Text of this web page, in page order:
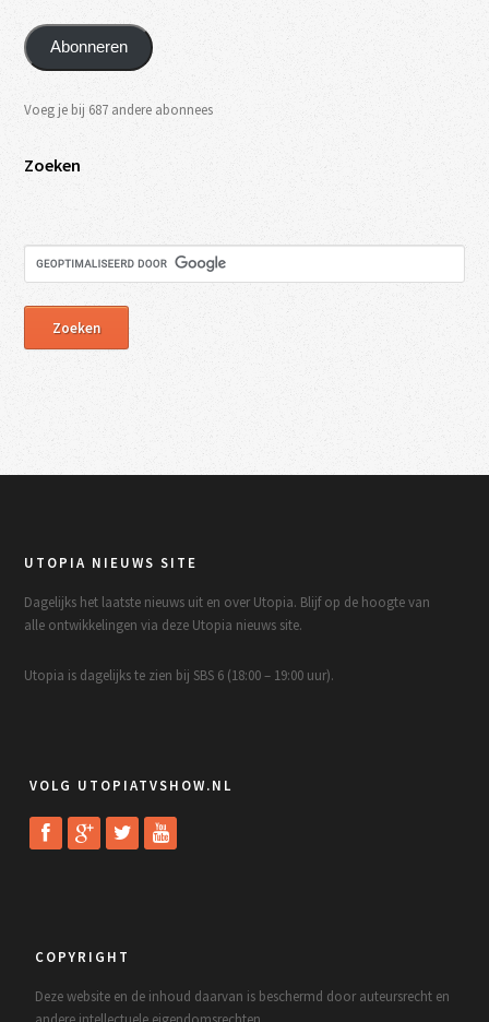
Abonneren
Voeg je bij 687 andere abonnees
Zoeken
UTOPIA NIEUWS SITE
Dagelijks het laatste nieuws uit en over Utopia. Blijf op de hoogte van
alle ontwikkelingen via deze Utopia nieuws site.
Utopia is dagelijks te zien bij SBS 6 (18:00 – 19:00 uur).
VOLG UTOPIATVSHOW.NL
COPYRIGHT
Deze website en de inhoud daarvan is beschermd door auteursrecht en